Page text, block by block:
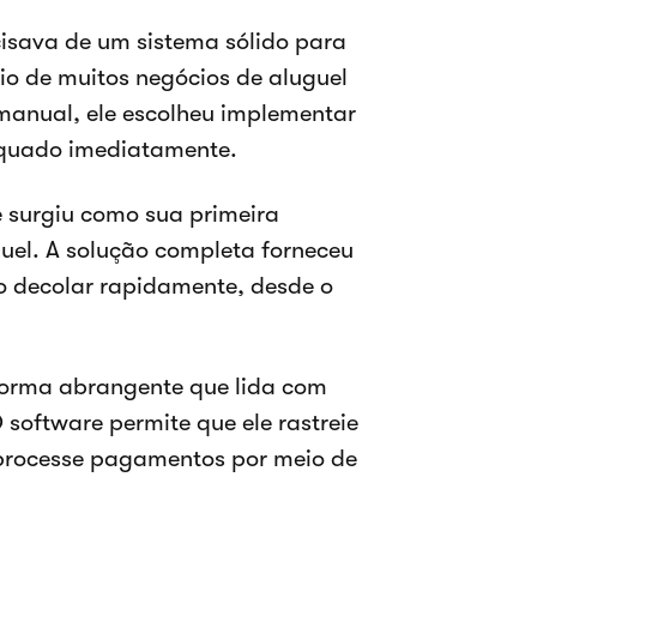
de um sistema sólido para
de muitos negócios de aluguel
ele escolheu implementar
imediatamente.
como sua primeira
A solução completa forneceu
decolar rapidamente, desde o
abrangente que lida com
permite que ele rastreie
pagamentos por meio de